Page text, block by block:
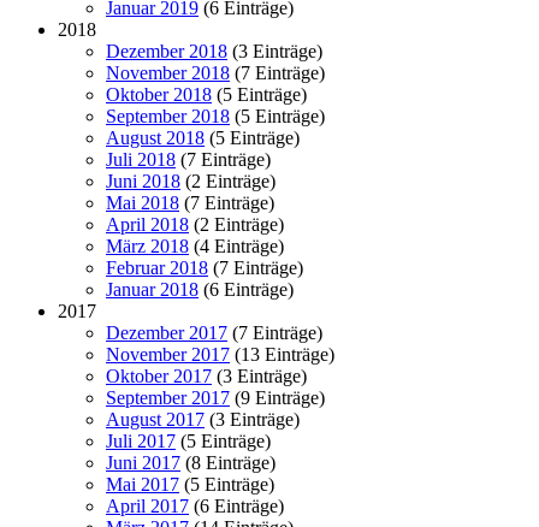
Januar 2019 (6 Einträge)
2018
Dezember 2018 (3 Einträge)
November 2018 (7 Einträge)
Oktober 2018 (5 Einträge)
September 2018 (5 Einträge)
August 2018 (5 Einträge)
Juli 2018 (7 Einträge)
Juni 2018 (2 Einträge)
Mai 2018 (7 Einträge)
April 2018 (2 Einträge)
März 2018 (4 Einträge)
Februar 2018 (7 Einträge)
Januar 2018 (6 Einträge)
2017
Dezember 2017 (7 Einträge)
November 2017 (13 Einträge)
Oktober 2017 (3 Einträge)
September 2017 (9 Einträge)
August 2017 (3 Einträge)
Juli 2017 (5 Einträge)
Juni 2017 (8 Einträge)
Mai 2017 (5 Einträge)
April 2017 (6 Einträge)